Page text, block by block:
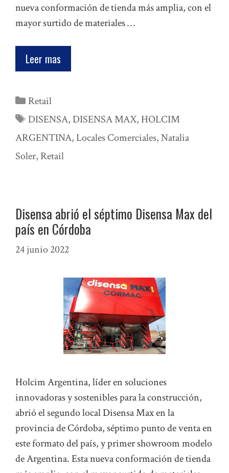
nueva conformación de tienda más amplia, con el
mayor surtido de materiales …
Leer mas
Categorías
Retail
Etiquetas
DISENSA,DISENSA MAX, HOLCIM
ARGENTINA,Locales Comerciales,Natalia
Soler, Retail
Disensa abrió el séptimo Disensa Max del
país en Córdoba
24 junio 2022
Holcim Argentina, líder en soluciones
innovadoras y sostenibles para la construcción,
abrió el segundo local Disensa Max en la
provincia de Córdoba, séptimo punto de venta en
este formato del país, y primer showroom modelo
de Argentina. Esta nueva conformación de tienda